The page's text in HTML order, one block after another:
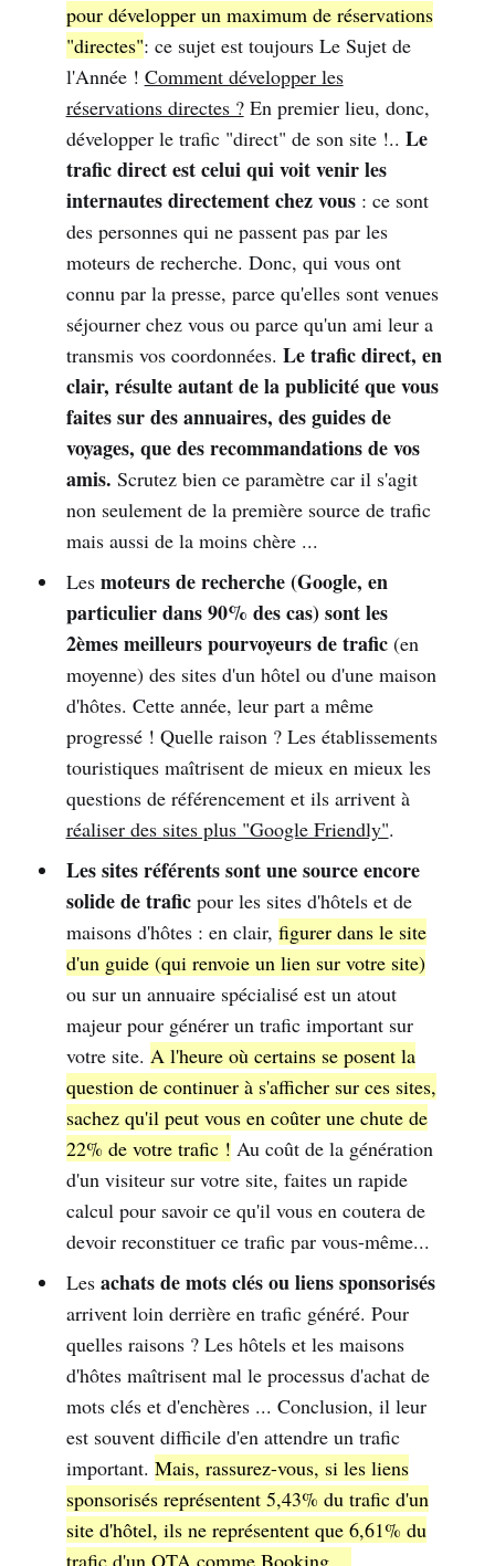
pour développer un maximum de réservations
"directes": ce sujet est toujours Le Sujet de
l'Année ! Comment développer les
réservations directes ?En premier lieu, donc,
développer le trafic "direct" de son site !.. Le
trafic direct est celui qui voit venir les
internautes directement chez vous: ce sont
des personnes qui ne passent pas par les
moteurs de recherche. Donc, qui vous ont
connu par la presse, parce qu'elles sont venues
séjourner chez vous ou parce qu'un ami leur a
transmis vos coordonnées. Le trafic direct, en
clair, résulte autant de la publicité que vous
faites sur des annuaires, des guides de
voyages, que des recommandations de vos
amis. Scrutez bien ce paramètre car il s'agit
non seulement de la première source de trafic
mais aussi de la moins chère ...
Les moteurs de recherche (Google, en
particulier dans 90% des cas) sont les
2èmes meilleurs pourvoyeurs de trafic(en
moyenne) des sites d'un hôtel ou d'une maison
d'hôtes. Cette année, leur part a même
progressé ! Quelle raison ? Les établissements
touristiques maîtrisent de mieux en mieux les
questions de référencement et ils arrivent à
réaliser des sites plus "Google Friendly".
Les sites référents sont une source encore
solide de traficpour les sites d'hôtels et de
maisons d'hôtes : en clair, figurer dans le site
d'un guide (qui renvoie un lien sur votre site)
ou sur un annuaire spécialisé est un atout
majeur pour générer un trafic important sur
votre site. A l'heure où certains se posent la
question de continuer à s'afficher sur ces sites,
sachez qu'il peut vous en coûter une chute de
22% de votre trafic ! Au coût de la génération
d'un visiteur sur votre site, faites un rapide
calcul pour savoir ce qu'il vous en coutera de
devoir reconstituer ce trafic par vous-même...
Les achats de mots clés ou liens sponsorisés
arrivent loin derrière en trafic généré. Pour
quelles raisons ? Les hôtels et les maisons
d'hôtes maîtrisent mal le processus d'achat de
mots clés et d'enchères ... Conclusion, il leur
est souvent difficile d'en attendre un trafic
important. Mais, rassurez-vous, si les liens
sponsorisés représentent 5,43% du trafic d'un
site d'hôtel, ils ne représentent que 6,61% du
trafic d'un OTA comme Booking ...